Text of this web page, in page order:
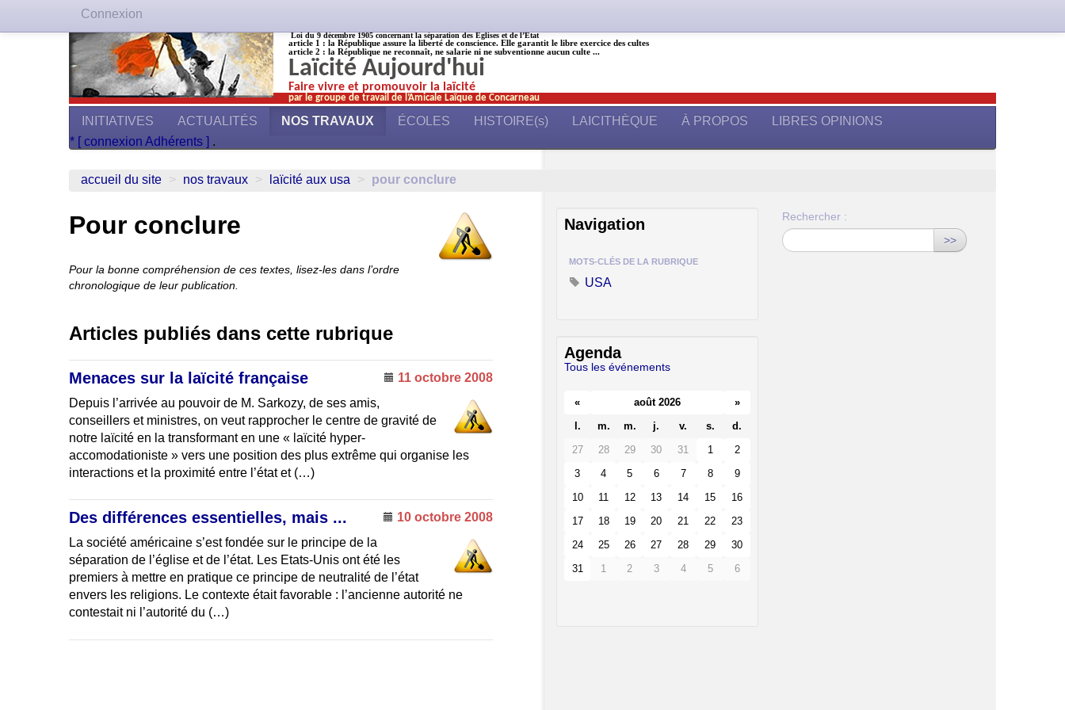
Loi du 9 décembre 1905 concernant la séparation des Églises et de l’État
article 1 : la République assure la liberté de conscience. Elle garantit le libre exercice des cultes
article 2 : la République ne reconnaît, ne salarie ni ne subventionne aucun culte ...
Laïcité Aujourd'hui
Faire vivre et promouvoir la laïcité
par le groupe de travail de l’Amicale Laïque de Concarneau
INITIATIVES ACTUALITÉS NOS TRAVAUX ÉCOLES HISTOIRE(s) LAICITHÈQUE À PROPOS
LIBRES OPINIONS
* [ connexion Adhérents ] .
accueil du site > nos travaux > laïcité aux usa > pour conclure
Pour conclure
Pour la bonne compréhension de ces textes, lisez-les dans l’ordre
chronologique de leur publication.
Articles publiés dans cette rubrique
11 octobre 2008
Menaces sur la laïcité française
Depuis l’arrivée au pouvoir de M. Sarkozy, de ses amis,
conseillers et ministres, on veut rapprocher le centre de gravité de
notre laïcité en la transformant en une « laïcité hyper-
accomodationiste » vers une position des plus extrême qui organise les
interactions et la proximité entre l’état et (…)
10 octobre 2008
Des différences essentielles, mais ...
La société américaine s’est fondée sur le principe de la
séparation de l’église et de l’état. Les Etats-Unis ont été les
premiers à mettre en pratique ce principe de neutralité de l’état
envers les religions. Le contexte était favorable : l’ancienne autorité ne
contestait ni l’autorité du (…)
Navigation
MOTS-CLÉS DE LA RUBRIQUE
USA
Agenda
Tous les événements
« août 2026
»
l.
m. m. j. v. s.
d.
27
28 29 30 31 1
2
3
4 5 6 7 8
9
10
11 12 13 14 15
16
17
18 19 20 21 22
23
24
25 26 27 28 29
30
31
1 2 3 4 5 6
Rechercher :
>>
Connexion